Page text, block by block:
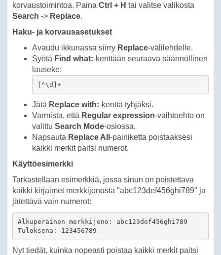
korvaustoimintoa. Paina Ctrl + H tai valitse valikosta
Search -> Replace.
Haku- ja korvausasetukset
Avaudu ikkunassa siirry Replace-välilehdelle.
Syötä Find what:-kenttään seuraava säännöllinen
lauseke:
[^\d]+
Jätä Replace with:-kenttä tyhjäksi.
Varmista, että Regular expression-vaihtoehto on
valittu Search Mode-osiossa.
Napsauta Replace All -painiketta poistaaksesi
kaikki merkit paitsi numerot.
Käyttöesimerkki
Tarkastellaan esimerkkiä, jossa sinun on poistettava
kaikki kirjaimet merkkijonosta "abc123def456ghi789" ja
jätettävä vain numerot:
Alkuperäinen merkkijono: abc123def456ghi789
Tuloksena: 123456789
Nyt tiedät, kuinka nopeasti poistaa kaikki merkit paitsi